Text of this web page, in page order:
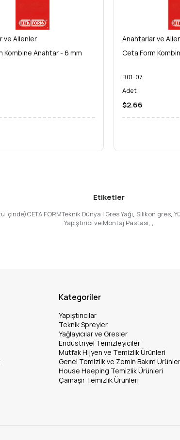
aday. Şimdi bu eşsiz takıma sahip olarak, her
ve Allenler
Kombine Anahtar - 6 mm
Anahtarlar ve
Ceta Form
B01-07
Adet
$2.66
Etiketler
FORMTeknik Dünya | Gres Yağı, Silikon gres,
Yapıştırıcı ve Montaj Pastası, ,
Kategoriler
Yapıştırıcılar
Teknik Spreyler
Yağlayıcılar ve Gresler
Endüstriyel Temizleyiciler
Mutfak Hijyen ve Temizlik Ürünleri
Genel Temizlik ve Zemin Bakım
House Heeping Temizlik Ürünleri
Çamaşır Temizlik Ürünleri